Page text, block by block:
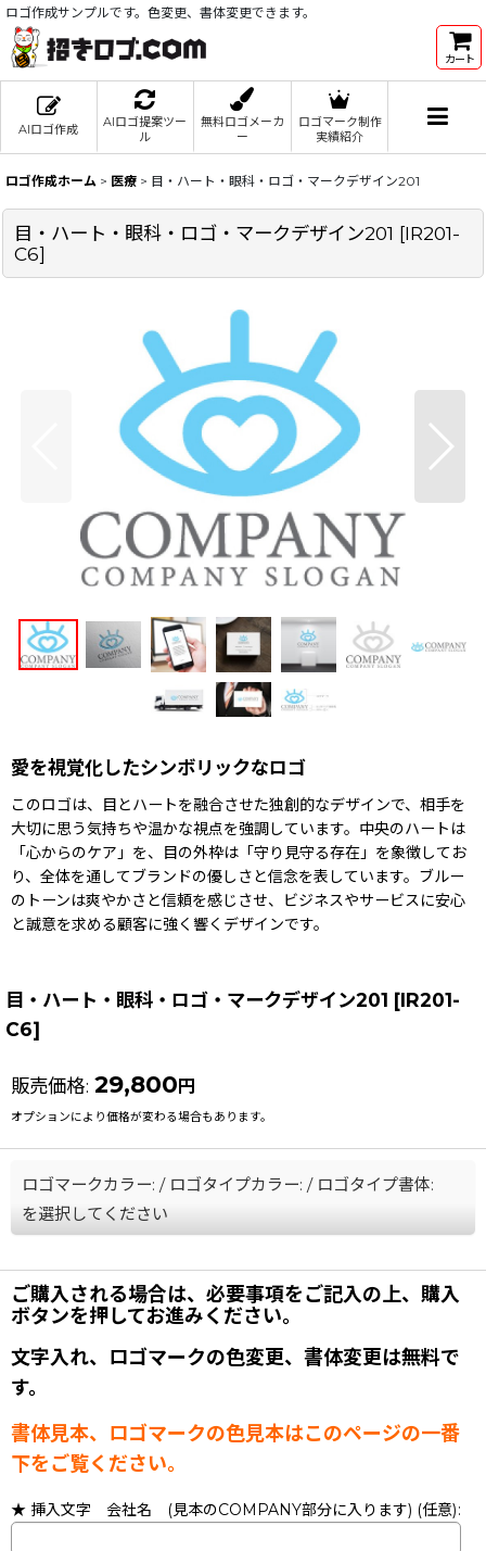
ロゴ作成サンプルです。色変更、書体変更できます。
カート
AIロゴ作成
AIロゴ提案ツー
ル
無料ロゴメーカ
ー
ロゴマーク制作
実績紹介
ロゴ作成ホーム > 医療 > 目・ハート・眼科・ロゴ・マークデザイン201
目・ハート・眼科・ロゴ・マークデザイン201 [IR201-
C6]
愛を視覚化したシンボリックなロゴ
このロゴは、目とハートを融合させた独創的なデザインで、相手を
大切に思う気持ちや温かな視点を強調しています。中央のハートは
「心からのケア」を、目の外枠は「守り見守る存在」を象徴してお
り、全体を通してブランドの優しさと信念を表しています。ブルー
のトーンは爽やかさと信頼を感じさせ、ビジネスやサービスに安心
と誠意を求める顧客に強く響くデザインです。
目・ハート・眼科・ロゴ・マークデザイン201 [IR201-
C6]
販売価格: 29,800円
オプションにより価格が変わる場合もあります。
ロゴマークカラー: / ロゴタイプカラー: / ロゴタイプ書体:
を選択してください
ご購入される場合は、必要事項をご記入の上、購入
ボタンを押してお進みください。
文字入れ、ロゴマークの色変更、書体変更は無料で
す。
書体見本、ロゴマークの色見本はこのページの一番
下をご覧ください。
★ 挿入文字 会社名 (見本のCOMPANY部分に入ります) (任意):